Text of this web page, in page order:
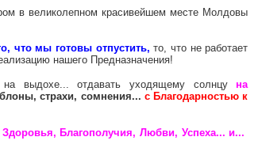
в великолепном красивейшем месте Молдовы
что мы готовы отпустить,то, что не работает
нашего Предназначения!
выдохе... отдавать уходящему солнцуна
страхи, сомнения... с Благодарностью к
Благополучия, Любви, Успеха... и...